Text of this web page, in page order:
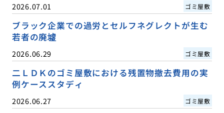
2026.07.01 ゴミ屋敷
ブラック企業での過労とセルフネグレクトが生む
若者の廃墟
2026.06.29 ゴミ屋敷
二ＬＤＫのゴミ屋敷における残置物撤去費用の実
例ケーススタディ
2026.06.27 ゴミ屋敷